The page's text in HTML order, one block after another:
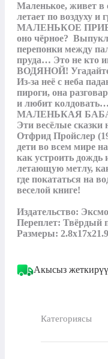
Маленькое, живет в
летает по воздуху
МАЛЕНЬКОЕ
оно чёрное?
перепонки между
пруда… Это не
ВОДЯНОЙ! Угадайте,
Из-за неё с неба
пироги, она
и любит
МАЛЕНЬКАЯ БАБА
Эти весёлые сказки
Отфрид Пройслер
дети во всем мире
как устроить дождь
летающую метлу,
где покататься на
веселой книге!
Издательство:
Переплет: Твёрдый
Размеры:
Акысыз жеткирүү
Категориясы